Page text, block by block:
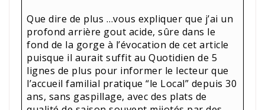
Que dire de plus …vous expliquer que j’ai un
profond arrière gout acide, sûre dans le
fond de la gorge à l’évocation de cet article
puisque il aurait suffit au Quotidien de 5
lignes de plus pour informer le lecteur que
l’accueil familial pratique “le Local” depuis 30
ans, sans gaspillage, avec des plats de